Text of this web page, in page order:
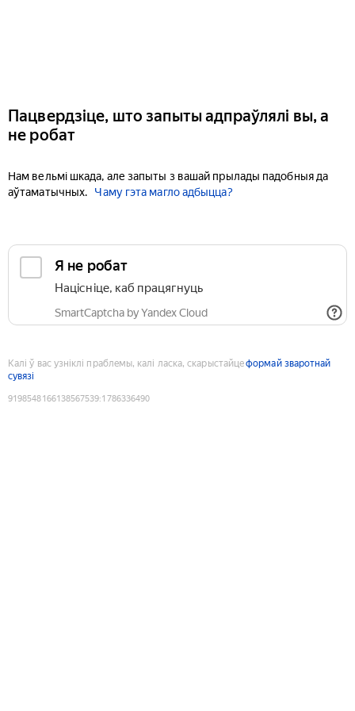
Пацвердзіце, што запыты адпраўлялі вы, а
не робат
Нам вельмі шкада, але запыты з вашай прылады падобныя да
аўтаматычных.
Чаму гэта магло адбыцца?
Я не робат
Націсніце, каб працягнуць
SmartCaptcha by Yandex Cloud
Калі ў вас узніклі праблемы, калі ласка, скарыстайцеформай зваротнай
сувязі
9198548166138567539:1786336490